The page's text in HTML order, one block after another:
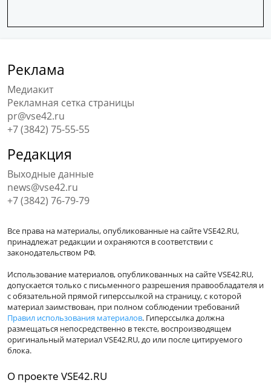
Реклама
Медиакит
Рекламная сетка страницы
pr@vse42.ru
+7 (3842) 75-55-55
Редакция
Выходные данные
news@vse42.ru
+7 (3842) 76-79-79
Все права на материалы, опубликованные на сайте VSE42.RU,
принадлежат редакции и охраняются в соответствии с
законодательством РФ.
Использование материалов, опубликованных на сайте VSE42.RU,
допускается только с письменного разрешения правообладателя и
с обязательной прямой гиперссылкой на страницу, с которой
материал заимствован, при полном соблюдении требований
Правил использования материалов. Гиперссылка должна
размещаться непосредственно в тексте, воспроизводящем
оригинальный материал VSE42.RU, до или после цитируемого
блока.
О проекте VSE42.RU